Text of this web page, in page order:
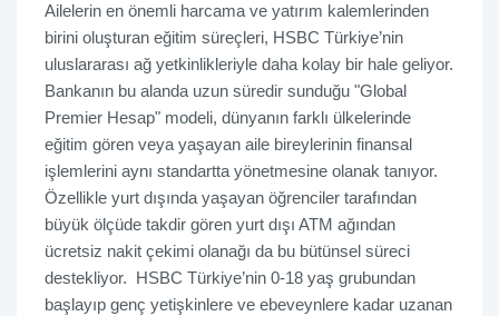
Ailelerin en önemli harcama ve yatırım kalemlerinden
birini oluşturan eğitim süreçleri, HSBC Türkiye’nin
uluslararası ağ yetkinlikleriyle daha kolay bir hale geliyor.
Bankanın bu alanda uzun süredir sunduğu "Global
Premier Hesap" modeli, dünyanın farklı ülkelerinde
eğitim gören veya yaşayan aile bireylerinin finansal
işlemlerini aynı standartta yönetmesine olanak tanıyor.
Özellikle yurt dışında yaşayan öğrenciler tarafından
büyük ölçüde takdir gören yurt dışı ATM ağından
ücretsiz nakit çekimi olanağı da bu bütünsel süreci
destekliyor. HSBC Türkiye’nin 0-18 yaş grubundan
başlayıp genç yetişkinlere ve ebeveynlere kadar uzanan